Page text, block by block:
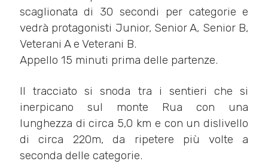
scaglionata di 30 secondi per categorie e
vedrà protagonisti Junior, Senior A, Senior B,
Veterani A e Veterani B.
Appello 15 minuti prima delle partenze.
Il tracciato si snoda tra i sentieri che si
inerpicano sul monte Rua con una
lunghezza di circa 5,0 km e con un dislivello
di circa 220m, da ripetere più volte a
seconda delle categorie.